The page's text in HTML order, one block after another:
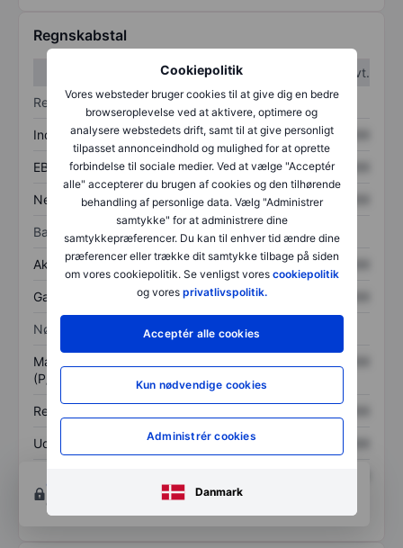
Cookiepolitik
Vores websteder bruger cookies til at give dig en bedre
browseroplevelse ved at aktivere, optimere og
analysere webstedets drift, samt til at give personligt
tilpasset annonceindhold og mulighed for at oprette
forbindelse til sociale medier. Ved at vælge "Acceptér
alle" accepterer du brugen af cookies og den tilhørende
behandling af personlige data. Vælg "Administrer
samtykke" for at administrere dine
samtykkepræferencer. Du kan til enhver tid ændre dine
præferencer eller trække dit samtykke tilbage på siden
om vores cookiepolitik. Se venligst vores cookiepolitik
og vores privatlivspolitik.
Acceptér alle cookies
Kun nødvendige cookies
Administrér cookies
Danmark
Regnskabstal
1. kvt.
2. kvt.
Resultatopgørelse
Indtægter XXXXXXX XXXXXXX
EBITDA XXXXXXX XXXXXXX
Nettoresultat XXXXXXX XXXXXXX
Balance
Aktiver i alt XXXXXXX XXXXXXX
Gæld XXXXXXX
Nøgletal
Markedsværdi/omsætning
(P/S)
Resultat pr. aktie (EPS)
Udbytte pr. aktie XXXXXXX
Opret konto
for at få adgang til flere diagrammer
og analyse værktøjer.